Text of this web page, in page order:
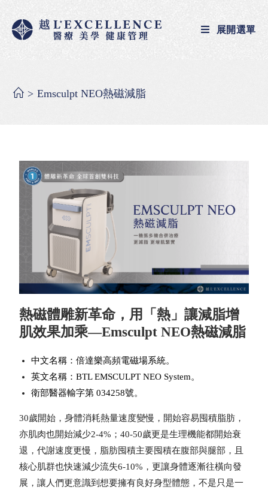
展開選單
> Emsculpt NEO熱磁減脂
熱磁體雕新革命，用「熱」讓減脂增
肌效果加乘—Emsculpt NEO熱磁減脂
中文名稱：倍達樂高頻電磁場系統。
英文名稱：BTL EMSCULPT NEO System。
衛部醫器輸字第 034258號。
30歲開始，身體消耗熱量速度變慢，開始容易囤積脂肪，
亦肌肉也開始減少2-4%；40-50歲更是生理機能都開始衰
退，代謝速度更慢，脂肪囤積主要囤積在腹部與腿部，且
核心肌群也快速減少流失6-10%，更讓身體逐漸往橫向發
展，讓人們更意識到想要擁有良好身型體態，不是只是一